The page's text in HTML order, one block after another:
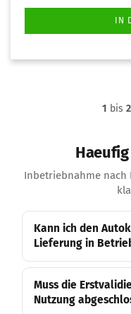
IN
1 bis 2
Inbetriebnahme nach
Kann ich den
Lieferung in
Muss die
Nutzung